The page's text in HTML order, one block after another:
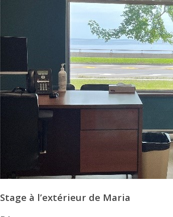
Stage à l’extérieur de Maria